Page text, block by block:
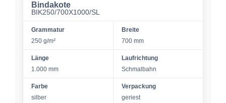
Bindakote
BIK250/700X1000/SL
Grammatur
250 g/m²
Breite
700 mm
Länge
1.000 mm
Laufrichtung
Schmalbahn
Farbe
silber
Verpackung
geriest